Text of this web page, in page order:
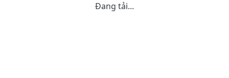
Đang tải...